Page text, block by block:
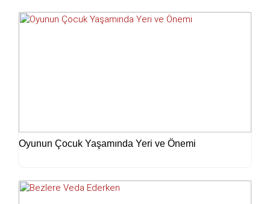
Oyunun Çocuk Yaşamında Yeri ve Önemi